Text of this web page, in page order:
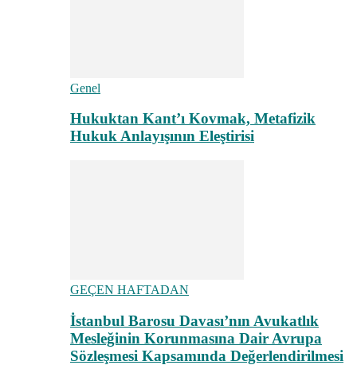
Genel
Hukuktan Kant’ı Kovmak, Metafizik
Hukuk Anlayışının Eleştirisi
GEÇEN HAFTADAN
İstanbul Barosu Davası’nın Avukatlık
Mesleğinin Korunmasına Dair Avrupa
Sözleşmesi Kapsamında Değerlendirilmesi